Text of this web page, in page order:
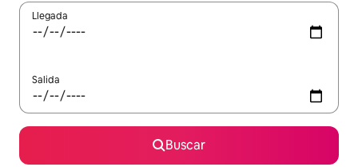
Llegada
Salida
Buscar